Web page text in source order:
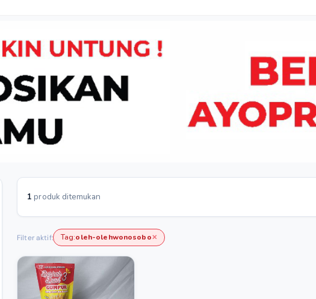
1 produk ditemukan
Filter aktif: Tag:oleh-olehwonosobo✕